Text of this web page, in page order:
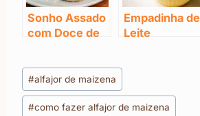
Sonho Assado
com Doce de
Empadinha de
Leite
Tags
do
Post:
#alfajor de maizena
#como fazer alfajor de maizena